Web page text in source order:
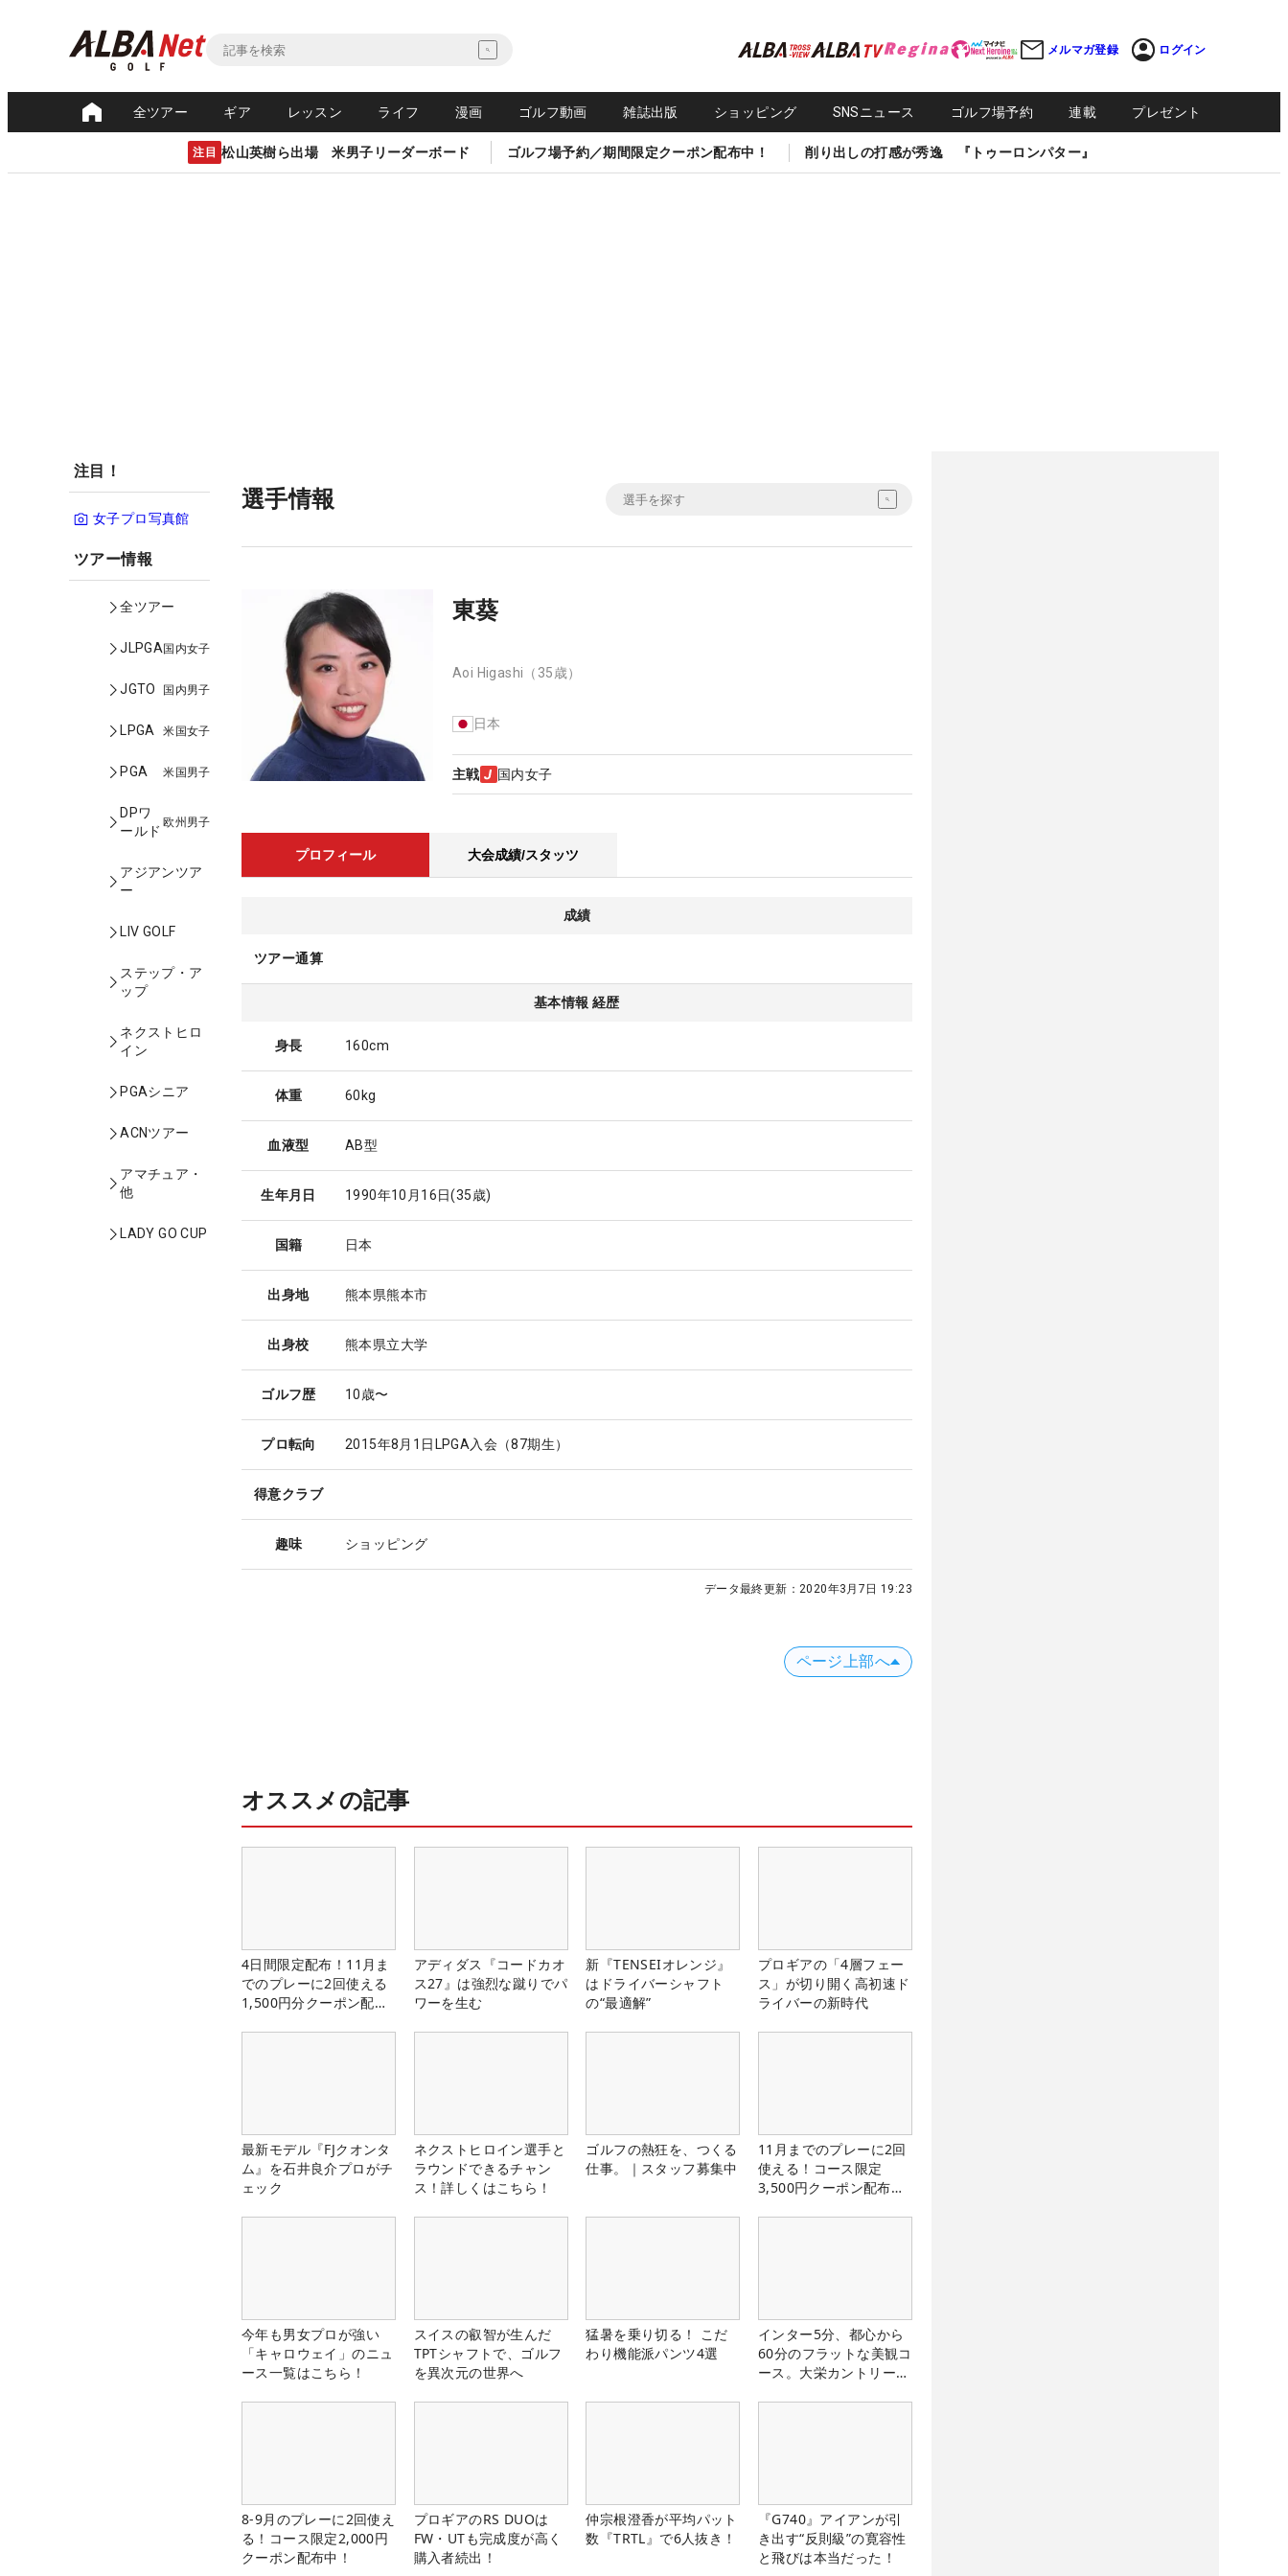
メルマガ登録 ログイン
全ツアー ギア レッスン ライフ 漫画 ゴルフ動画 雑誌出版 ショッピング SNSニュース ゴルフ場予約 連載 プレゼント
注目 松山英樹ら出場 米男子リーダーボード ゴルフ場予約／期間限定クーポン配布中！ 削り出しの打感が秀逸 『トゥーロンパター』
注目！
女子プロ写真館
ツアー情報
全ツアー
JLPGA国内女子
JGTO 国内男子
LPGA 米国女子
PGA 米国男子
DPワ
ールド
欧州男子
アジアンツア
ー
LIV GOLF
ステップ・ア
ップ
ネクストヒロ
イン
PGAシニア
ACNツアー
アマチュア・
他
LADY GO CUP
選手情報
東葵
Aoi Higashi （35歳）
日本
主戦 国内女子
プロフィール 大会成績/スタッツ
成績
ツアー通算
基本情報 経歴
身長 160cm
体重 60kg
血液型 AB型
生年月日 1990年10月16日(35歳)
国籍 日本
出身地 熊本県熊本市
出身校 熊本県立大学
ゴルフ歴 10歳〜
プロ転向 2015年8月1日LPGA入会（87期生）
得意クラブ
趣味 ショッピング
データ最終更新： 2020年3月7日 19:23
ページ上部へ
オススメの記事
4日間限定配布！11月ま
でのプレーに2回使える
1,500円分クーポン配布
アディダス『コードカオ
ス27』は強烈な蹴りでパ
ワーを生む
新『TENSEIオレンジ』
はドライバーシャフト
の“最適解”
プロギアの「4層フェー
ス」が切り開く高初速ド
ライバーの新時代
最新モデル『FJクオンタ
ム』を石井良介プロがチ
ェック
ネクストヒロイン選手と
ラウンドできるチャン
ス！詳しくはこちら！
ゴルフの熱狂を、つくる
仕事。｜スタッフ募集中
11月までのプレーに2回
使える！コース限定
3,500円クーポン配布
今年も男女プロが強い
「キャロウェイ」のニュ
ース一覧はこちら！
スイスの叡智が生んだ
TPTシャフトで、ゴルフ
を異次元の世界へ
猛暑を乗り切る！ こだ
わり機能派パンツ4選
インター5分、都心から
60分のフラットな美観コ
ース。大栄カントリー俱
8-9月のプレーに2回使え
る！コース限定2,000円
クーポン配布中！
プロギアのRS DUOは
FW・UTも完成度が高く
購入者続出！
仲宗根澄香が平均パット
数『TRTL』で6人抜き！
『G740』アイアンが引
き出す“反則級”の寛容性
と飛びは本当だった！